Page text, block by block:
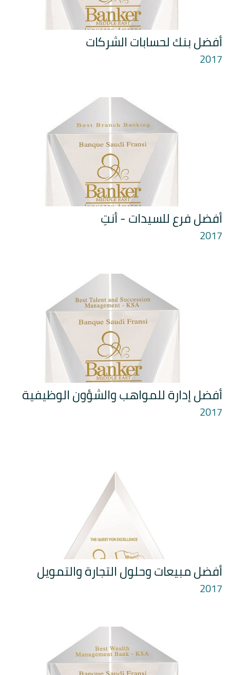
أفضل بنك لحسابات الشركات
2017
أفضل فرع للسيدات - أنتِ
2017
أفضل إدارة للمواهب والشؤون الوظيفية
2017
أفضل مبيعات وحلول التجارة والتمويل
2017